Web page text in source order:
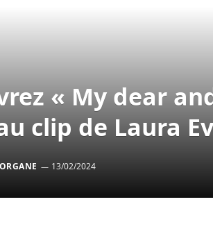
« My dear
clip de Laura
13/02/2024